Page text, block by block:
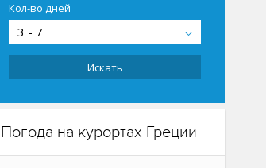
Кол-во дней
3 - 7
Искать
Погода на курортах Греции